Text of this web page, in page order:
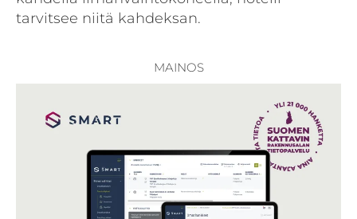
tarvitsee niitä kahdeksan.